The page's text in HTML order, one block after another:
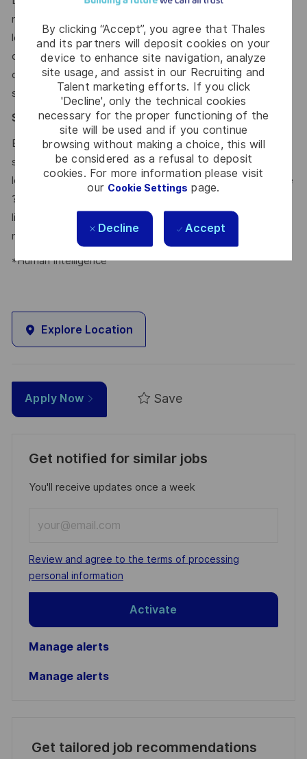
By clicking “Accept”, you agree that Thales
and its partners will deposit cookies on your
device to enhance site navigation, analyze
site usage, and assist in our Recruiting and
Talent marketing efforts. If you click
'Decline', only the technical cookies
necessary for the proper functioning of the
site will be used and if you continue
browsing without making a choice, this will
be considered as a refusal to deposit
cookies. For more information please visit
our Cookie Settings page.
Decline Accept
responsabilité sociale d’entreprise (RSE) solide, fondée sur
les normes internationales les plus élevées. Les principes
qui sous-tendent cette politique sont désormais inscrits
dans l’objectif de l’entreprise, qui a été adopté en 2020, à
savoir «
Construisons ensemble un avenir de confiance
Say HI* - Votre voyage jusqu’à nous
En période de changement, nos équipes internationales
sont prêtes à répondre à la complexité d'aujourd'hui avec
les technologies de pointe de demain. En ferez-vous partie
? Nous attendons avec impatience votre candidature en
ligne. Les grands voyages commencent ici, postulez
maintenant !
*Human Intelligence
Explore Location
Apply Now Save
Get notified for similar jobs
You'll receive updates once a week
Email
address
(Required)
Required
Review and agree to the terms of processing
personal information
Activate
Manage alerts
Manage alerts
Get tailored job recommendations